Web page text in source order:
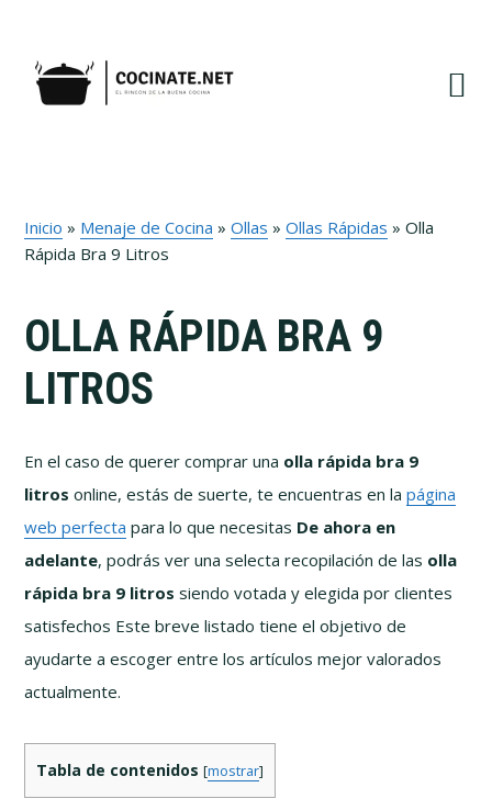
navegación
principal
contenido
principal
Inicio » Menaje de Cocina »Ollas »Ollas Rápidas »Olla
Rápida Bra 9 Litros
OLLA RÁPIDA BRA 9
LITROS
En el caso de querer comprar una olla rápida bra 9
litros online, estás de suerte, te encuentras en lapágina
web perfecta para lo que necesitas De ahora en
adelante, podrás ver una selecta recopilación de las olla
rápida bra 9 litros siendo votada y elegida por clientes
satisfechos Este breve listado tiene el objetivo de
ayudarte a escoger entre los artículos mejor valorados
actualmente.
Tabla de contenidos [mostrar]